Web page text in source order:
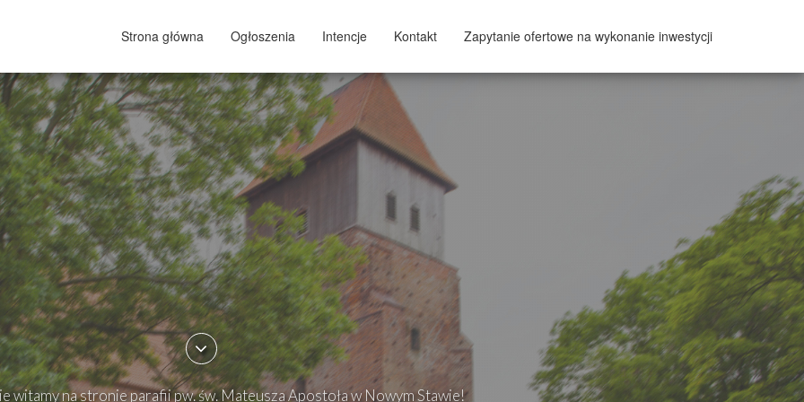
Strona główna Ogłoszenia Intencje Kontakt Zapytanie ofertowe na wykonanie inwestycji
witamy na stronie parafii pw. św. Mateusza Apostoła w Nowym Stawie!